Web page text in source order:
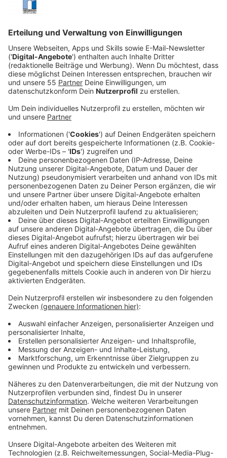
heimgesucht: Ein Virus breitet sich rasant aus und
Krankheit, sondern mit Glück.
Veröffentlicht:Sonntag, 23.11.2025 20:44
Anzeige
Plötzlich sind alle Menschen euphorisch, friedlich und
einzige „Unglückliche“ in einer Welt voller strahlender
Gesichter erkennt sie, dass hinter dieser kollektiven
Glückseligkeit etwas Dunkles lauert.
Streaming-Dienst: Apple TV+
Anzeige
Wir benötigen Ihre
Zustimmung, um den YouTube
Video-Service zu laden!
Wir verwenden einen Service eines
Drittanbieters, um Videoinhalte
einzubetten. Dieser Service kann
Daten zu Ihren Aktivitäten
sammeln. Bitte lesen Sie die
Details durch und stimmen Sie der
Nutzung des Service zu, um dieses
Video anzusehen.
Mehr Informationen
powered byUsercentrics Consent
Je tiefer Carol gräbt, desto klarer wird: Das makellose
Glück der Menschheit könnte ihr Untergang sein – und
kann.